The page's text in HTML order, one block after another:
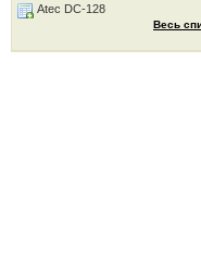
Atec DC-128
Весь